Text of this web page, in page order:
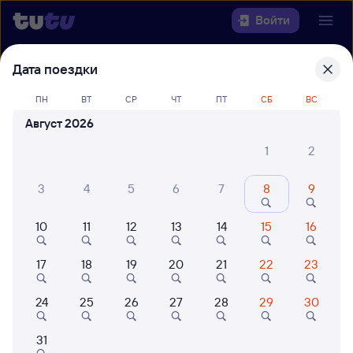
Войти
Выберите день, чтобы найти
билеты Малая Вишера — Вязники
Откуда
Кто едет
Найти поезда
Дата поездки
ПН ВТ СР ЧТ ПТ СБ ВС
Август 2026
1
2
3 4 5 6 7 8 9
10 11 12 13 14 15 16
17 18 19 20 21 22 23
24 25 26 27 28 29 30
31